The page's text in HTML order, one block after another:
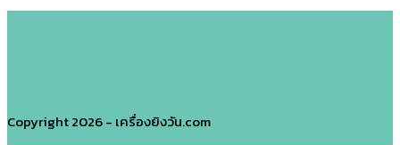
Copyright 2026 - เครื่องยิงวัน.com